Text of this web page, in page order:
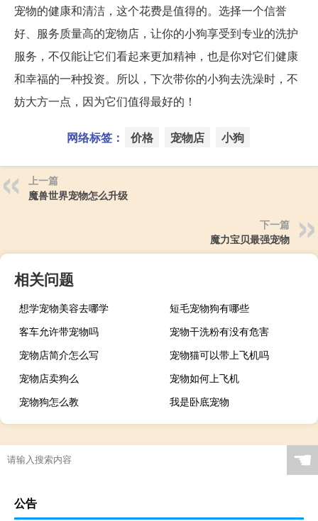
宠物的健康和清洁，这个花费是值得的。选择一个信誉
好、服务质量高的宠物店，让你的小狗享受到专业的洗护
服务，不仅能让它们看起来更加精神，也是你对它们健康
和幸福的一种投资。所以，下次带你的小狗去洗澡时，不
妨大方一点，因为它们值得最好的！
网络标签： 价格 宠物店 小狗
上一篇
魔兽世界宠物怎么升级
下一篇
魔力宝贝最强宠物
相关问题
想学宠物美容去哪学
短毛宠物狗有哪些
客车允许带宠物吗
宠物干洗粉有没有危害
宠物店简介怎么写
宠物猫可以带上飞机吗
宠物店卖狗么
宠物如何上飞机
宠物狗怎么教
我是卧底宠物
☚
公告